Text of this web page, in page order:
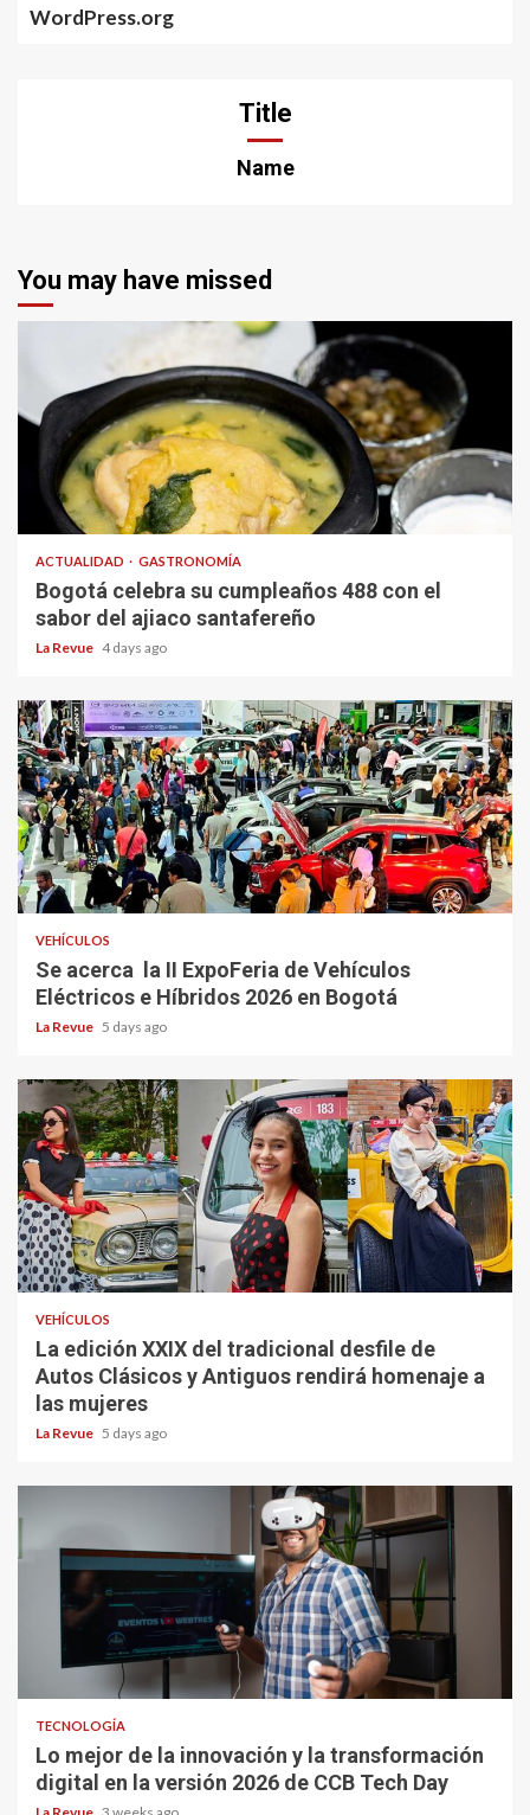
WordPress.org
Title
Name
You may have missed
ACTUALIDAD GASTRONOMÍA
Bogotá celebra su cumpleaños 488 con el
sabor del ajiaco santafereño
La Revue 4 days ago
VEHÍCULOS
Se acerca la II ExpoFeria de Vehículos
Eléctricos e Híbridos 2026 en Bogotá
La Revue 5 days ago
VEHÍCULOS
La edición XXIX del tradicional desfile de
Autos Clásicos y Antiguos rendirá homenaje a
las mujeres
La Revue 5 days ago
TECNOLOGÍA
Lo mejor de la innovación y la transformación
digital en la versión 2026 de CCB Tech Day